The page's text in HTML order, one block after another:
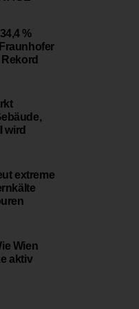
%
wird
extreme
Wien
aktiv